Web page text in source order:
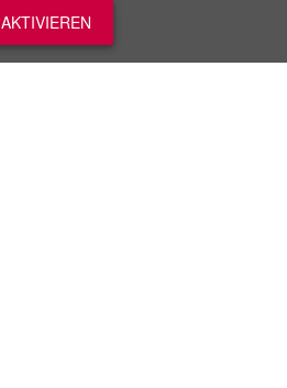
AKTIVIEREN